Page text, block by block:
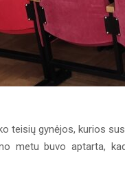
teisių gynėjos, kurios
metu buvo aptarta,